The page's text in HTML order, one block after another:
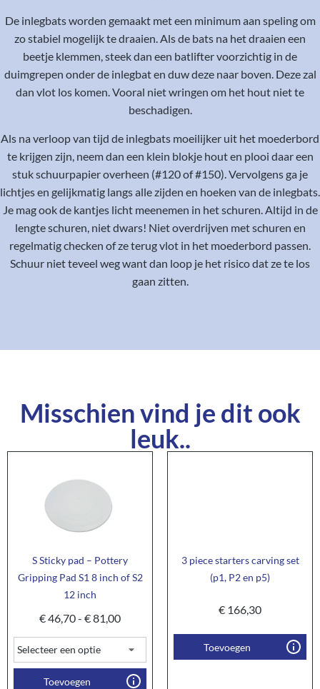
De inlegbats worden gemaakt met een minimum aan speling om
zo stabiel mogelijk te draaien. Als de bats na het draaien een
beetje klemmen, steek dan een batlifter voorzichtig in de
duimgrepen onder de inlegbat en duw deze naar boven. Deze zal
dan vlot los komen. Vooral niet wringen om het hout niet te
beschadigen.
Als na verloop van tijd de inlegbats moeilijker uit het moederbord
te krijgen zijn, neem dan een klein blokje hout en plooi daar een
stuk schuurpapier overheen (#120 of #150). Vervolgens ga je
lichtjes en gelijkmatig langs alle zijden en hoeken van de inlegbats.
Je mag ook de kantjes licht meenemen in het schuren. Altijd in de
lengte schuren, niet dwars! Niet overdrijven met schuren en
regelmatig checken of ze terug vlot in het moederbord passen.
Schuur niet teveel weg want dan loop je het risico dat ze te los
gaan zitten.
Misschien vind je dit ook
leuk..
S Sticky pad – Pottery
Gripping Pad S1 8 inch of S2
12 inch
€46,70- €81,00
Toevoegen
3 piece starters carving set
(p1, P2 en p5)
€ 166,30
Toevoegen